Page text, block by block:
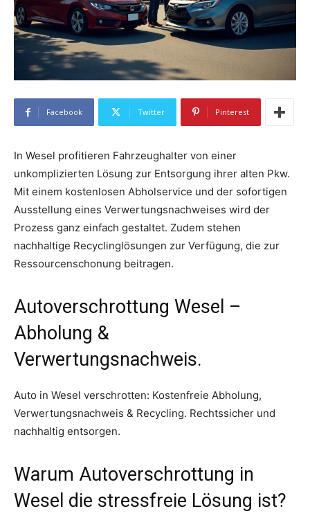
Facebook Twitter Pinterest
In Wesel profitieren Fahrzeughalter von einer
unkomplizierten Lösung zur Entsorgung ihrer alten Pkw.
Mit einem kostenlosen Abholservice und der sofortigen
Ausstellung eines Verwertungsnachweises wird der
Prozess ganz einfach gestaltet. Zudem stehen
nachhaltige Recyclinglösungen zur Verfügung, die zur
Ressourcenschonung beitragen.
Autoverschrottung Wesel –
Abholung &
Verwertungsnachweis.
Auto in Wesel verschrotten: Kostenfreie Abholung,
Verwertungsnachweis & Recycling. Rechtssicher und
nachhaltig entsorgen.
Warum Autoverschrottung in
Wesel die stressfreie Lösung ist?